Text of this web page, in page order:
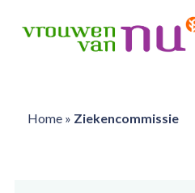
Home» Ziekencommissie